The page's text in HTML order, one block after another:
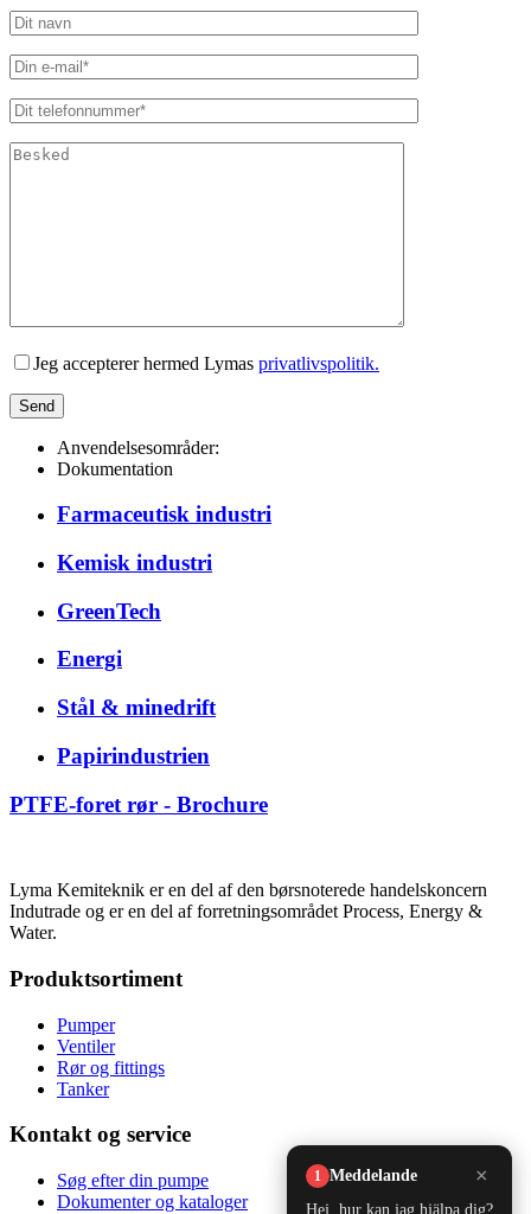
Lad venligst dette felt være tomt.
Jeg accepterer hermed Lymas privatlivspolitik.
Anvendelsesområder:
Dokumentation
Farmaceutisk industri
Kemisk industri
GreenTech
Energi
Stål & minedrift
Papirindustrien
PTFE-foret rør - Brochure
Lyma Kemiteknik er en del af den børsnoterede handelskoncern
Indutrade og er en del af forretningsområdet Process, Energy &
Water.
Produktsortiment
Pumper
Ventiler
Rør og fittings
Tanker
Kontakt og service
Søg efter din pumpe
Dokumenter og kataloger